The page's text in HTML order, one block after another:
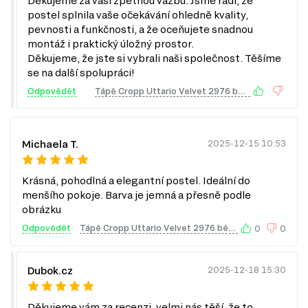
Noční stolky
Nástěnné police a skříňky
Kancelářské stoly
Pohovky
MDF je jedním z nejoblíbenějších materiálů v
postel splnila vaše očekávání ohledně kvality,
pevnosti a funkčnosti, a že oceňujete snadnou
montáž i praktický úložný prostor.
Děkujeme, že jste si vybrali naši společnost. Těšíme
se na další spolupráci!
Odpovědět
Michaela T. 2025-12-15 10:53
Krásná, pohodlná a elegantní postel. Ideální do
menšího pokoje. Barva je jemná a přesně podle
obrázku
Odpovědět Tápě Cropp Uttario Velvet 2976 béžový Kleo 0 0
Dubok.cz 2025-12-18 15:30